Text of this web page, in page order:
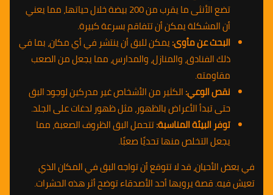
تضع الأنثى ما يقرب من 200 بيضة خلال حياتها، مما يعني
أن المشكلة يمكن أن تتفاقم بسرعة كبيرة.
البحث عن مأوى:يمكن للبق أن ينتشر في أي مكان، بما في
ذلك الفنادق، والمنازل، والمدارس، مما يجعل من الصعب
مقاومته.
نقص الوعي:الكثير من الأشخاص غير مدركين لوجود البق
حتى تبدأ الأعراض بالظهور، مثل ظهور لدغات على الجلد.
توفر البيئة المناسبة:تتحمل البق الظروف الصعبة، مما
يجعل التخلص منها تحديًا صعبًا.
في بعض الأحيان، قد لا تتوقع أن تواجه البق في المكان الذي
تعيش فيه. قصة يرويها أحد الأصدقاء توضح أثر هذه الحشرات.